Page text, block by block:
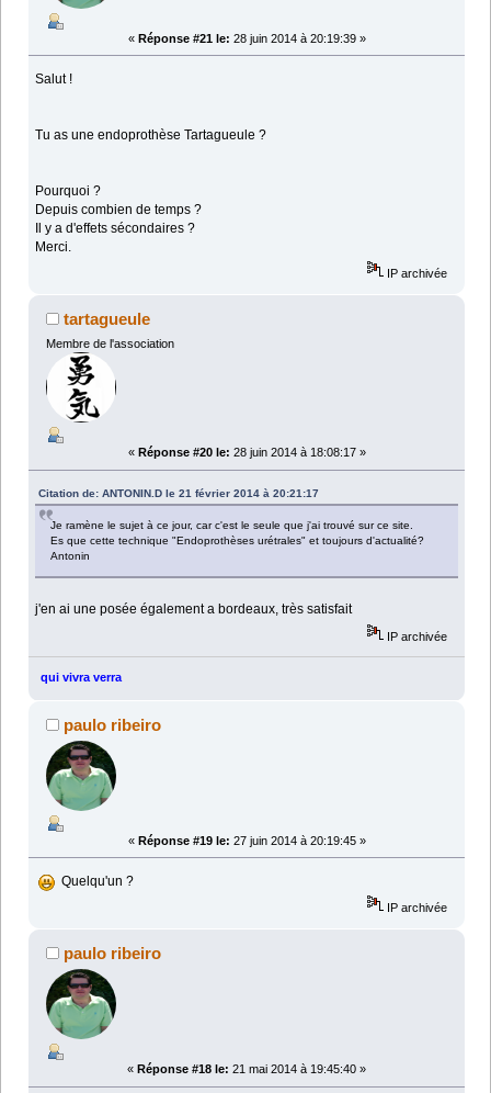
« Réponse #21 le: 28 juin 2014 à 20:19:39 »
Salut !
Tu as une endoprothèse Tartagueule ?
Pourquoi ?
Depuis combien de temps ?
Il y a d'effets sécondaires ?
Merci.
IP archivée
tartagueule
Membre de l'association
« Réponse #20 le: 28 juin 2014 à 18:08:17 »
Citation de: ANTONIN.D le 21 février 2014 à 20:21:17
Je ramène le sujet à ce jour, car c'est le seule que j'ai trouvé sur ce site.
Es que cette technique "Endoprothèses urétrales" et toujours d'actualité?
Antonin
j'en ai une posée également a bordeaux, très satisfait
IP archivée
qui vivra verra
paulo ribeiro
« Réponse #19 le: 27 juin 2014 à 20:19:45 »
Quelqu'un ?
IP archivée
paulo ribeiro
« Réponse #18 le: 21 mai 2014 à 19:45:40 »